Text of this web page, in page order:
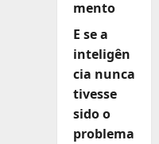
mento
E se a
inteligên
cia nunca
tivesse
sido o
problema